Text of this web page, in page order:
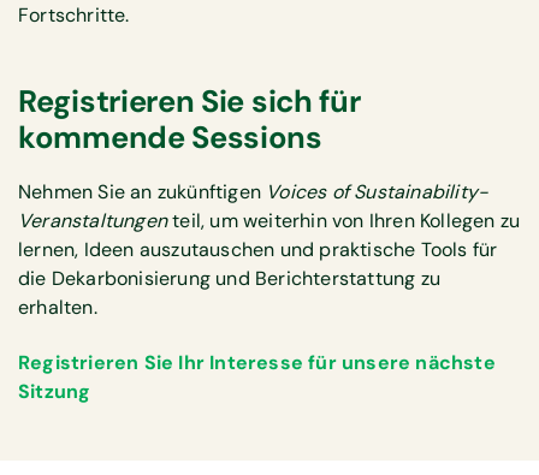
Fortschritte.
Registrieren Sie sich für
kommende Sessions
Nehmen Sie an zukünftigen Voices of Sustainability-
Veranstaltungenteil, um weiterhin von Ihren Kollegen zu
lernen, Ideen auszutauschen und praktische Tools für
die Dekarbonisierung und Berichterstattung zu
erhalten.
Registrieren Sie Ihr Interesse für unsere nächste
Sitzung